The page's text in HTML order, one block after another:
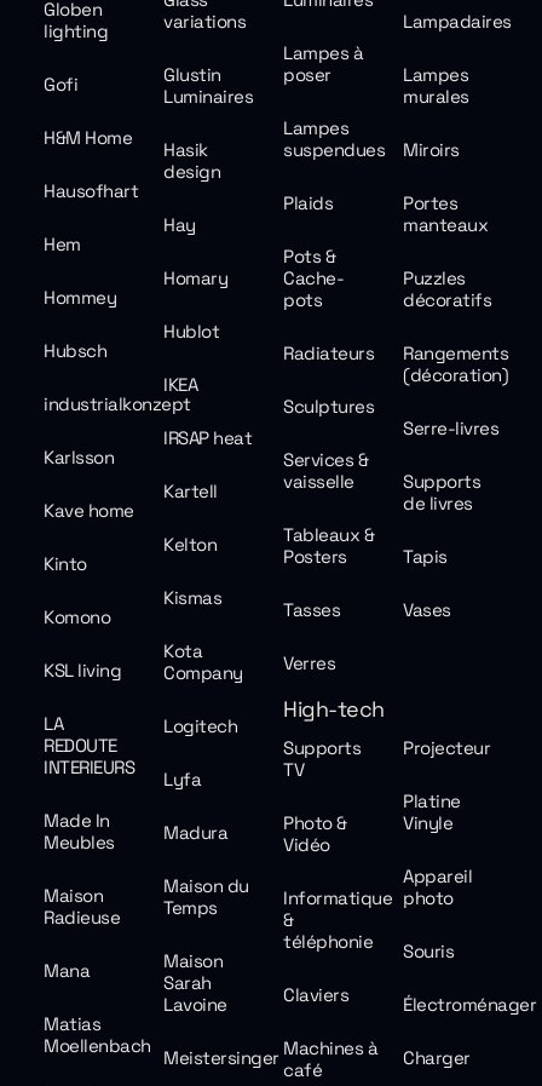
variations
Globen
lighting
Glustin
Luminaires
Gofi
H&M Home
Hasik
design
Hausofhart
Hay
Hem
Homary
Hommey
Hublot
Hubsch
IKEA
industrialkonzept
IRSAP heat
Karlsson
Kartell
Kave home
Kelton
Kinto
Kismas
Komono
Kota
Company
KSL living
LA
REDOUTE
INTERIEURS
Logitech
Lyfa
Made In
Meubles
Madura
Maison du
Temps
Maison
Radieuse
Maison
Sarah
Lavoine
Mana
Matias
Moellenbach
Meistersinger
Lampadaires
Lampes à
poser
Lampes
murales
Lampes
suspendues
Miroirs
Plaids
Portes
manteaux
Pots &
Cache-
pots
Puzzles
décoratifs
Radiateurs
Rangements
(décoration)
Sculptures
Serre-livres
Services &
vaisselle
Supports
de livres
Tableaux &
Posters
Tapis
Tasses Vases
Verres
High-tech
Supports
TV
Projecteur
Platine
Vinyle
Photo &
Vidéo
Appareil
photo
Informatique
&
téléphonie
Souris
Claviers
Électroménager
Machines à
café
Charger